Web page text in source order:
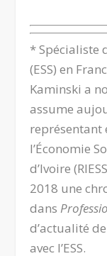
* Spécialiste
(ESS) en
Kaminski a
assume
représentant
l’Économie
d’Ivoire
2018 une
dans
d’actualité
avec l’ESS.